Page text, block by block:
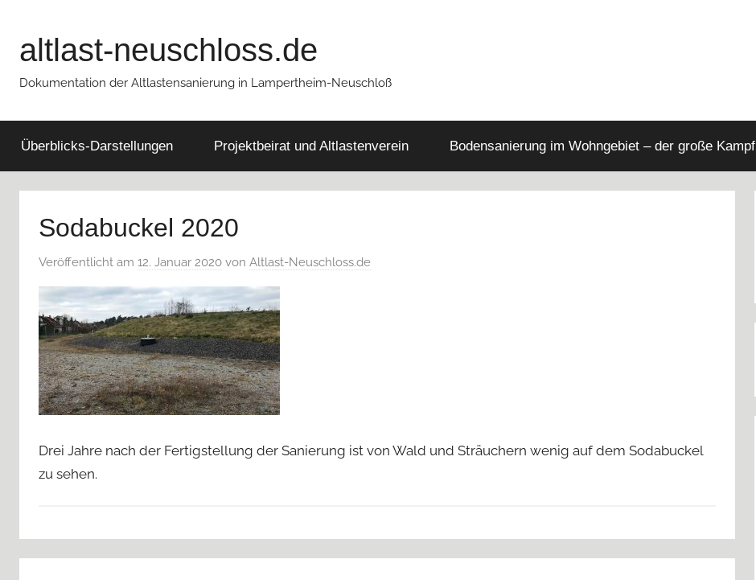
springen
altlast-neuschloss.de
Dokumentation der Altlastensanierung in Lampertheim-Neuschloß
Überblicks-Darstellungen Projektbeirat und Altlastenverein Bodensanierung im Wohngebiet – der große Kampf
Sodabuckel 2020
Veröffentlicht am 12. Januar 2020 von Altlast-Neuschloss.de
Drei Jahre nach der Fertigstellung der Sanierung ist von Wald und Sträuchern wenig auf dem Sodabuckel
zu sehen.